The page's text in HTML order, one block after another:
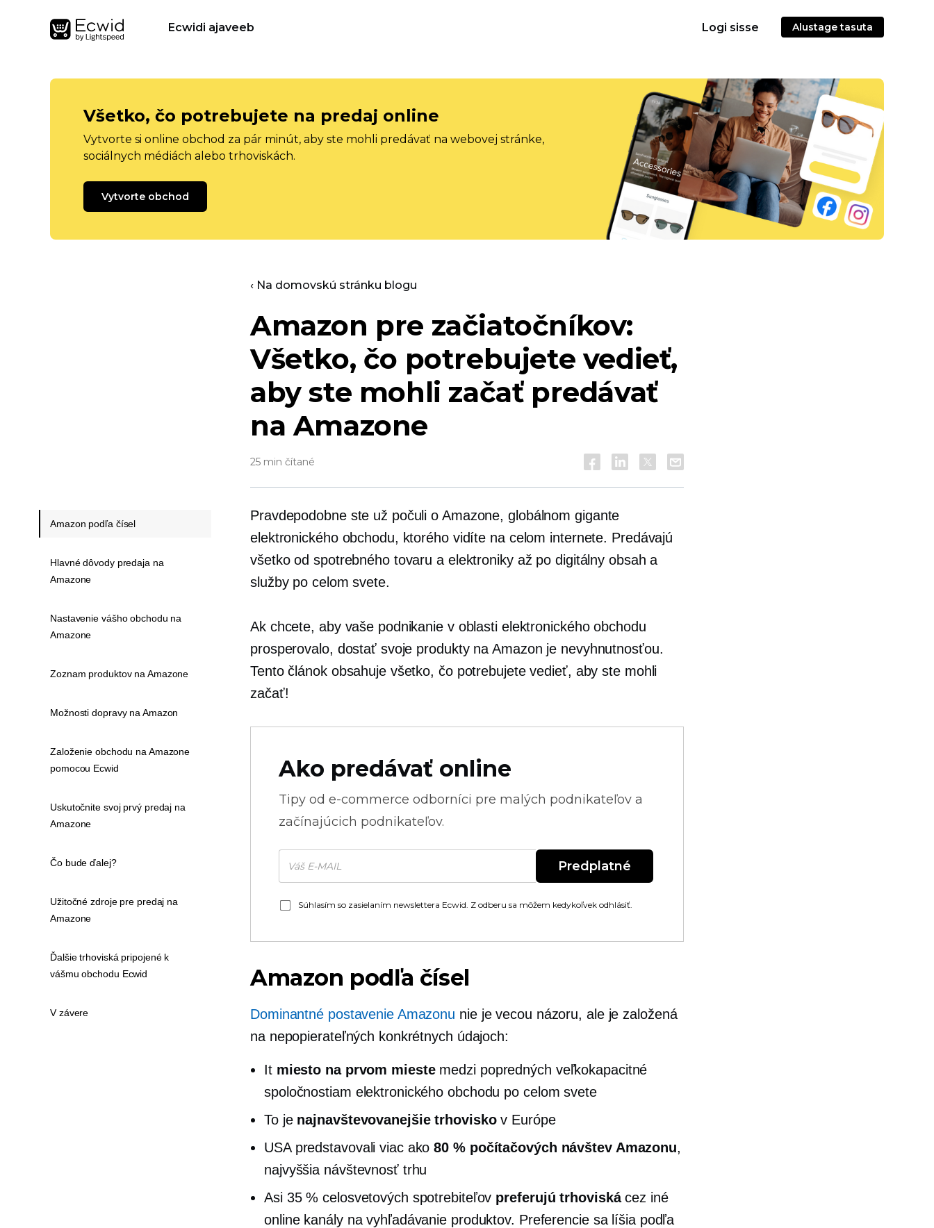
Ecwidi ajaveeb Logi sisse Alustage tasuta
Všetko, čo potrebujete na predaj online
Vytvorte si online obchod za pár minút, aby ste mohli predávať na webovej stránke,
sociálnych médiách alebo trhoviskách.
Vytvorte obchod
‹ Na domovskú stránku blogu
Amazon pre začiatočníkov:
Všetko, čo potrebujete vedieť,
aby ste mohli začať predávať
na Amazone
25 min čítané
Pravdepodobne ste už počuli o Amazone, globálnom gigante
elektronického obchodu, ktorého vidíte na celom internete. Predávajú
všetko od spotrebného tovaru a elektroniky až po digitálny obsah a
služby po celom svete.
Ak chcete, aby vaše podnikanie v oblasti elektronického obchodu
prosperovalo, dostať svoje produkty na Amazon je nevyhnutnosťou.
Tento článok obsahuje všetko, čo potrebujete vedieť, aby ste mohli
začať!
Ako predávať online
Tipy od e-commerce odborníci pre malých podnikateľov a
začínajúcich podnikateľov.
Predplatné
Súhlasím so zasielaním newslettera Ecwid. Z odberu sa môžem kedykoľvek odhlásiť.
Amazon podľa čísel
Dominantné postavenie Amazonu nie je vecou názoru, ale je založená
na nepopierateľných konkrétnych údajoch:
It miesto na prvom miestemedzi popredných veľkokapacitné
spoločnostiam elektronického obchodu po celom svete
To je najnavštevovanejšie trhoviskov Európe
USA predstavovali viac ako80 % počítačových návštev Amazonu,
najvyššia návštevnosť trhu
Asi 35 % celosvetových spotrebiteľov preferujú trhoviskácez iné
online kanály na vyhľadávanie produktov. Preferencie sa líšia podľa
Amazon podľa čísel
Hlavné dôvody predaja na
Amazone
Nastavenie vášho obchodu na
Amazone
Zoznam produktov na Amazone
Možnosti dopravy na Amazon
Založenie obchodu na Amazone
pomocou Ecwid
Uskutočnite svoj prvý predaj na
Amazone
Čo bude ďalej?
Užitočné zdroje pre predaj na
Amazone
Ďalšie trhoviská pripojené k
vášmu obchodu Ecwid
V závere